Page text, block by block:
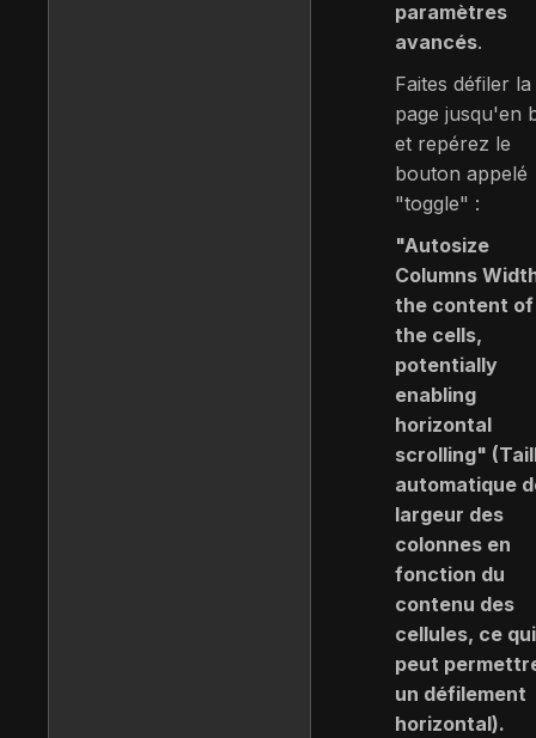
paramètres
avancés.
Faites défiler la
page jusqu'en
et repérez le
bouton appelé
"toggle" :
"Autosize
Columns
the content of
the cells,
potentially
enabling
horizontal
scrolling"
automatique
largeur des
colonnes en
fonction du
contenu des
cellules, ce qui
peut
un défilement
horizontal).